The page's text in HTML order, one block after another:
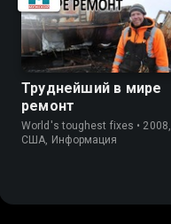
Труднейший в мире
ремонт
World's toughest fixes • 2008,
США, Информация